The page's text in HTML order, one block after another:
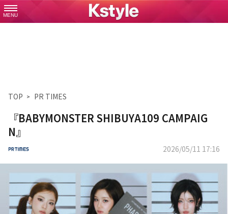
MENU
TOP PR TIMES
『BABYMONSTER SHIBUYA109 CAMPAIG
N』
2026/05/11 17:16